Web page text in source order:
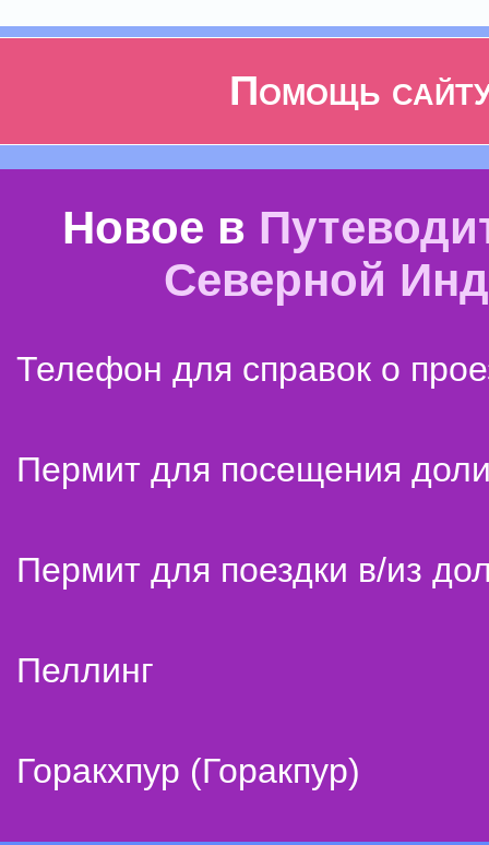
Помощь
Новое в
Северной
Телефон для справок о
Пермит для посещения
Пермит для поездки в/из
Пеллинг
Горакхпур (Горакпур)